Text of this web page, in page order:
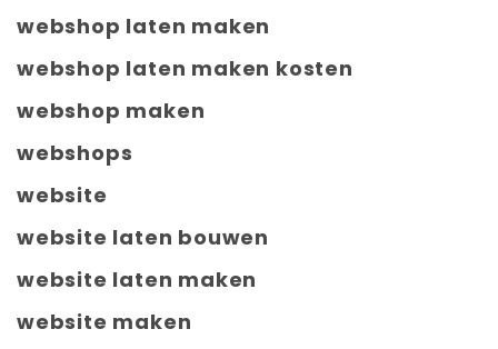
webshop laten maken
webshop laten maken kosten
webshop maken
webshops
website
website laten bouwen
website laten maken
website maken